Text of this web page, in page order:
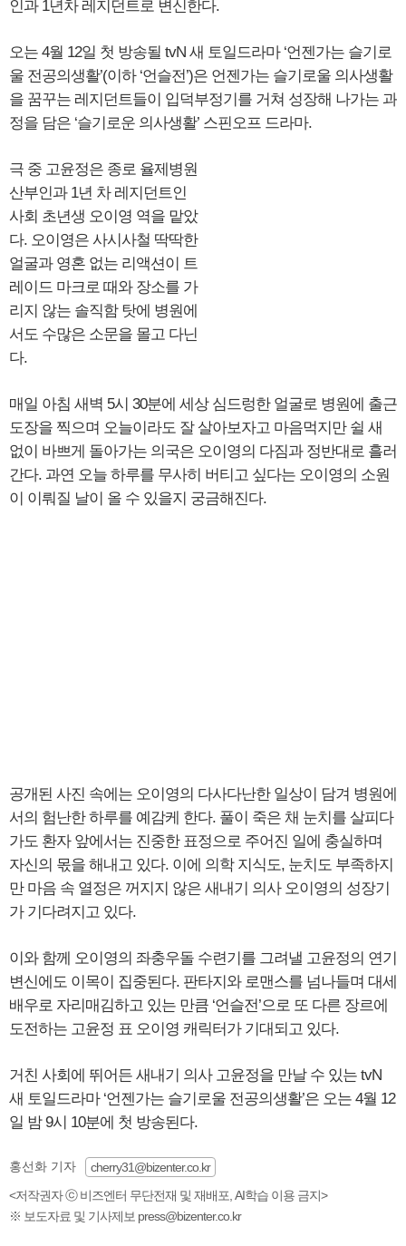
인과 1년차 레지던트로 변신한다.
오는 4월 12일 첫 방송될 tvN 새 토일드라마 ‘언젠가는 슬기로
울 전공의생활’(이하 ‘언슬전’)은 언젠가는 슬기로울 의사생활
을 꿈꾸는 레지던트들이 입덕부정기를 거쳐 성장해 나가는 과
정을 담은 ‘슬기로운 의사생활’ 스핀오프 드라마.
극 중 고윤정은 종로 율제병원
산부인과 1년 차 레지던트인
사회 초년생 오이영 역을 맡았
다. 오이영은 사시사철 딱딱한
얼굴과 영혼 없는 리액션이 트
레이드 마크로 때와 장소를 가
리지 않는 솔직함 탓에 병원에
서도 수많은 소문을 몰고 다닌
다.
매일 아침 새벽 5시 30분에 세상 심드렁한 얼굴로 병원에 출근
도장을 찍으며 오늘이라도 잘 살아보자고 마음먹지만 쉴 새
없이 바쁘게 돌아가는 의국은 오이영의 다짐과 정반대로 흘러
간다. 과연 오늘 하루를 무사히 버티고 싶다는 오이영의 소원
이 이뤄질 날이 올 수 있을지 궁금해진다.
공개된 사진 속에는 오이영의 다사다난한 일상이 담겨 병원에
서의 험난한 하루를 예감케 한다. 풀이 죽은 채 눈치를 살피다
가도 환자 앞에서는 진중한 표정으로 주어진 일에 충실하며
자신의 몫을 해내고 있다. 이에 의학 지식도, 눈치도 부족하지
만 마음 속 열정은 꺼지지 않은 새내기 의사 오이영의 성장기
가 기다려지고 있다.
이와 함께 오이영의 좌충우돌 수련기를 그려낼 고윤정의 연기
변신에도 이목이 집중된다. 판타지와 로맨스를 넘나들며 대세
배우로 자리매김하고 있는 만큼 ‘언슬전’으로 또 다른 장르에
도전하는 고윤정 표 오이영 캐릭터가 기대되고 있다.
거친 사회에 뛰어든 새내기 의사 고윤정을 만날 수 있는 tvN
새 토일드라마 ‘언젠가는 슬기로울 전공의생활’은 오는 4월 12
일 밤 9시 10분에 첫 방송된다.
홍선화 기자
cherry31@bizenter.co.kr
<저작권자 ⓒ 비즈엔터 무단전재 및 재배포, AI학습 이용 금지>
※ 보도자료 및 기사제보 press@bizenter.co.kr